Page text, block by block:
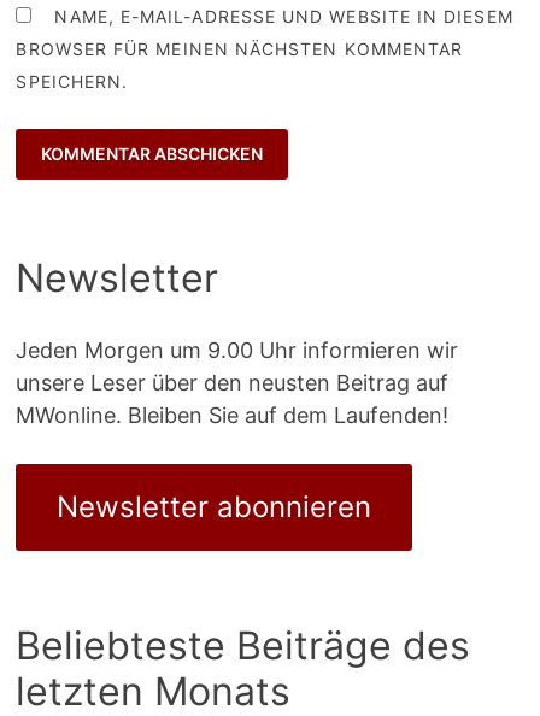
NAME, E-MAIL-ADRESSE UND WEBSITE IN DIESEM
BROWSER FÜR MEINEN NÄCHSTEN KOMMENTAR
SPEICHERN.
Newsletter
Jeden Morgen um 9.00 Uhr informieren wir
unsere Leser über den neusten Beitrag auf
MWonline. Bleiben Sie auf dem Laufenden!
Newsletter abonnieren
Beliebteste Beiträge des
letzten Monats